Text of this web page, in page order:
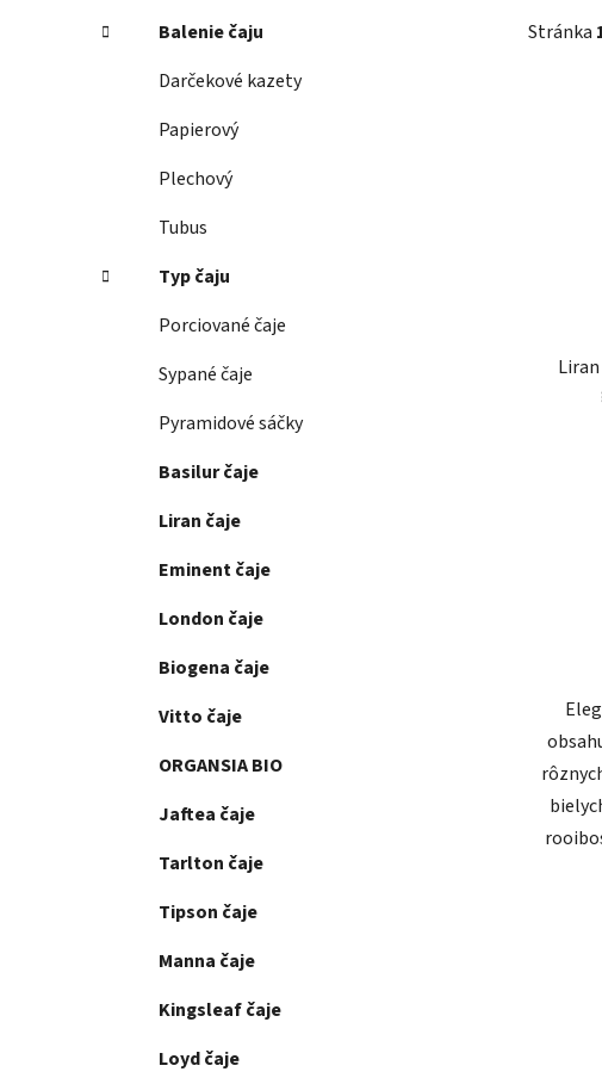
Balenie čaju
Darčekové kazety
Papierový
Plechový
Tubus
Typ čaju
Porciované čaje
Sypané čaje
Pyramidové sáčky
Basilur čaje
Liran čaje
Eminent čaje
London čaje
Biogena čaje
Vitto čaje
ORGANSIA BIO
Jaftea čaje
Tarlton čaje
Tipson čaje
Manna čaje
Kingsleaf čaje
Loyd čaje
Stránka